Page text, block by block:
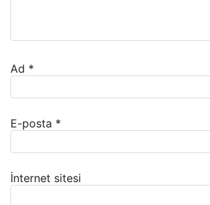
Ad *
E-posta *
İnternet sitesi